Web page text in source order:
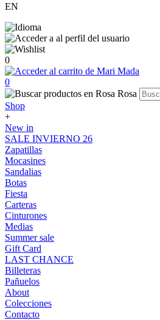
EN
0
0
Shop
+
New in
SALE INVIERNO 26
Zapatillas
Mocasines
Sandalias
Botas
Fiesta
Carteras
Cinturones
Medias
Summer sale
Gift Card
LAST CHANCE
Billeteras
Pañuelos
About
Colecciones
Contacto